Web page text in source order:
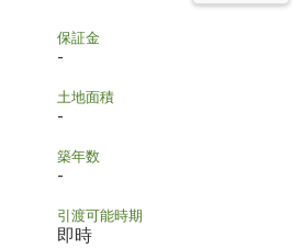
保証金
-
土地面積
-
築年数
-
引渡可能時期
即時